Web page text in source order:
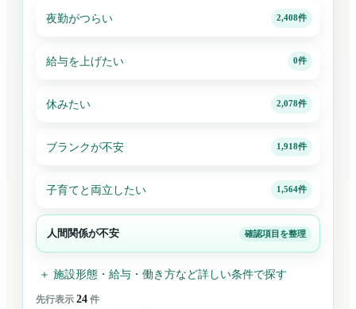
夜勤がつらい 2,408件
給与を上げたい 0件
休みたい 2,078件
ブランクが不安 1,918件
子育てと両立したい 1,564件
人間関係が不安 確認項目を整理
＋ 施設形態・給与・働き方など詳しい条件で探す
先行表示 24 件